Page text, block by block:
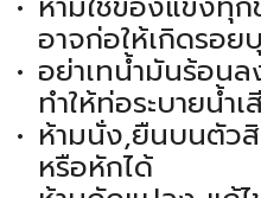
อาจก่อให้เกิดรอย
อย่าเทน้ำมันร้อนล
ทำให้ท่อระบายน้ำ
ห้ามนั่ง,ยืนบนตัว
หรือหักได้